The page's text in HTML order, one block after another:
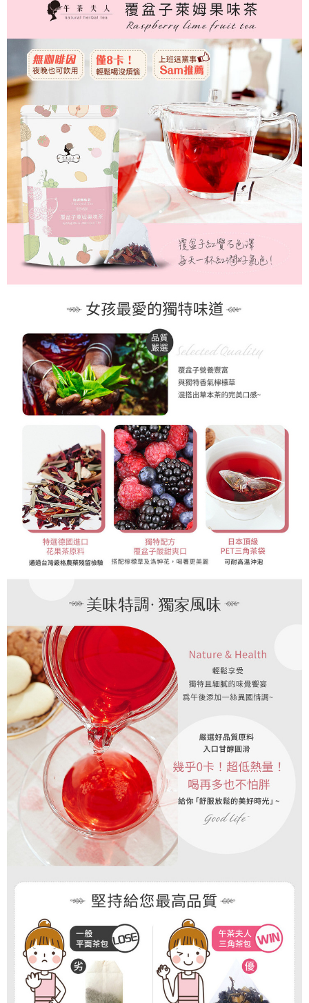
每筆NT$60，滿NT$899(含以上)免運費
每筆NT$150
付款後萊爾富取貨
每筆NT$150
7-11取貨付款
每筆NT$60，滿NT$899(含以上)免運費
付款後7-11取貨
每筆NT$60，滿NT$899(含以上)免運費
宅配-本島
每筆NT$100，滿NT$1,200(含以上)免運費
宅配-離島
每筆NT$220，滿NT$2,000(含以上)免運費